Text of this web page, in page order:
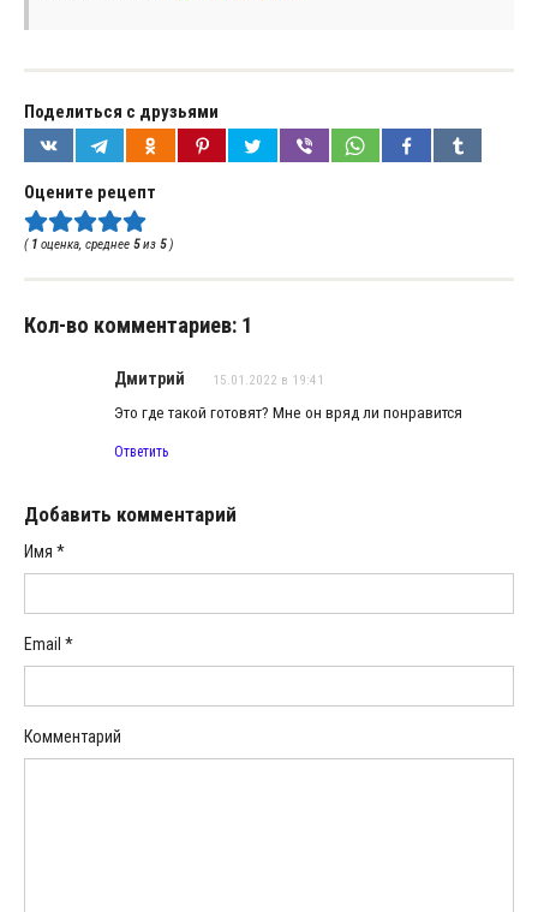
Поделиться с друзьями
Оцените рецепт
( 1 оценка, среднее 5из 5)
Кол-во комментариев: 1
Дмитрий 15.01.2022 в 19:41
Это где такой готовят? Мне он вряд ли понравится
Ответить
Добавить комментарий
Имя *
Email *
Комментарий